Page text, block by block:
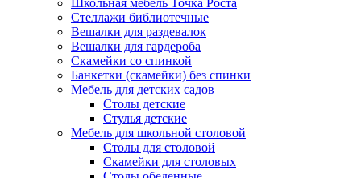
Школьная мебель Точка Роста
Стеллажи библиотечные
Вешалки для раздевалок
Вешалки для гардероба
Скамейки со спинкой
Банкетки (скамейки) без спинки
Мебель для детских садов
Столы детские
Стулья детские
Мебель для школьной столовой
Столы для столовой
Скамейки для столовых